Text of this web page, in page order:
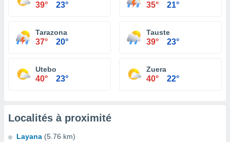
39° 23° 35° 21°
Tarazona
37° 20°
Tauste
39° 23°
Utebo
40° 23°
Zuera
40° 22°
Localités à proximité
Layana (5.76 km)